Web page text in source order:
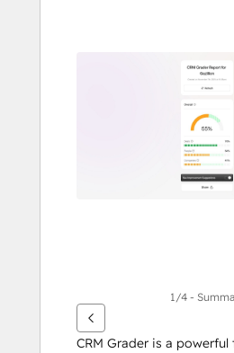
用
1/4 -
CRM Grader is a